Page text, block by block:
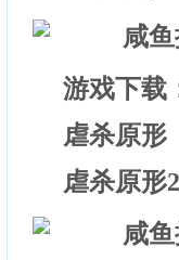
游戏下载
虐杀原形
虐杀原形2